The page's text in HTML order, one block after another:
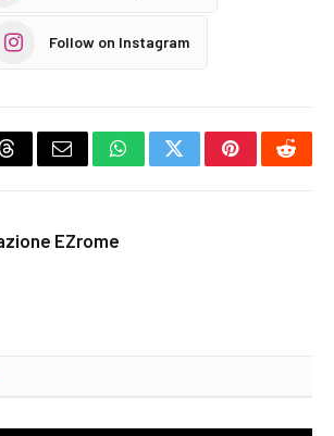
Follow on Instagram
ThreadsEmail WhatsAppTwitterPinterest
EZrome